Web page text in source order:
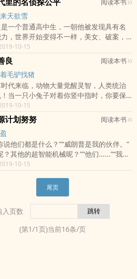
博里的朋友推荐哦！地下游戏最新章节,地
窗,地下游戏全文阅读.
阅读本书
天欲雪
一个普通高中生，一朝他被发现具有名
，世界开始变得不一样，美女、破案，
、忠诚、战斗……，不同的世界开始向他
不一样的全部面貌。&lt;/p&gt;&lt;/br&gt;
是觉得《黄金时代里的名侦探公平》还
不要忘记向您QQ群和微博里的朋友推荐
代里的名侦探公平最新章节,黄金时代里
平无弹窗,黄金时代里的名侦探公平全文
10-15
良 阅读本书
毛驴找猪
代来临，动物大量觉醒灵智，人类统治
当一只小兔子对着你竖中指时，你要保
万不要与它发生冲突，因为兔妈妈很有
暗中凝视着你……而我们的主人公唐炎则
定，他面色如常，默默打开了脑海中的
，【我劝你善良】系统开启……”（已有完
包系统》，放心入坑。）
br&gt;各位书友要是觉得《我劝你善
的话请不要忘记向您QQ群和微博里的朋
10-15
计划努努 阅读本书
说他们都是什么？”“威朗普是我的伙伴。”
？其他的超智能机械呢？”“他们......”“我告
都只有一个名字——武器！不管是源计
划，战地机甲还是银河魔神机甲，源代
全部都是，武器！你的威朗普，也
各位书友要是觉得《我不是源计划努
错的话请不要忘记向您QQ群和微博里的朋
！我不是源计划努努最新章节,我不是源计
弹窗,我不是源计划努努全文阅读.
10-15
尾页
入页数
(第1/1页)当前16条/页